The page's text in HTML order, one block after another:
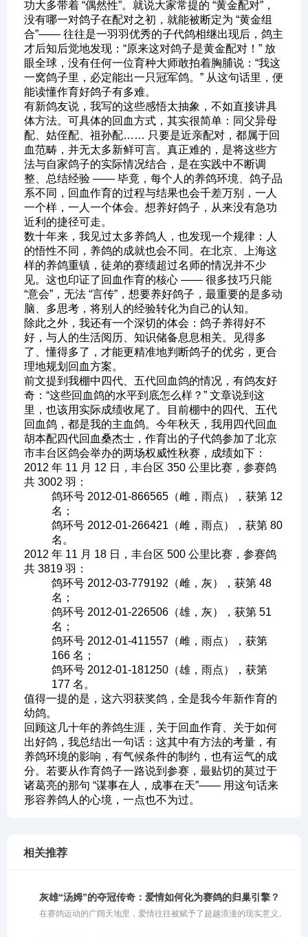
功大多带着 “偶然性”。就说大家常提的 “黄金配对”，
没有哪一对鸽子在配对之初，就能被断定为 “黄金组
合”—— 往往是一羽羽优秀的子代鸽相继出现后，鸽主
才后知后觉地发现：“原来这对鸽子是黄金配对！” 放
眼全球，没有任何一位育种大师敢拍着胸脯说：“我这
一窝鸽子里，必定能出一只冠军鸽。” 从这句话里，便
能读懂作育好鸽子有多难。
有新鸽友说，我写的这些感悟太抽象，不如直接讲具
体方法。可具体的回血方式，其实很简单：同父异母
配、姑侄配、祖孙配…… 只要是近亲配对，都属于回
血范畴，并无太多新鲜可言。真正难的，是将这些方
法与自家鸽子的实际情况结合，是在实践中不断调
整、总结经验 —— 毕竟，每个人的养鸽环境、鸽子品
系不同，回血作育的过程与结果也会千差万别，一人
一个样，一人一个体会。想养好鸽子，从来没有急功
近利的捷径可走。
数十年来，我见过太多养鸽人，也发现一个规律：人
的悟性不同，养鸽的成就也会不同。在北京、上海这
样的养鸽重镇，徒弟的赛绩超过名师的情况并不少
见。这也印证了回血作育的核心 —— 很多技巧只能
“意会”，无法 “言传”，想要养好鸽子，最重要的是多动
脑、多思考，将别人的经验转化为自己的认知。
除此之外，我还有一个深切的体会：鸽子养得好不
好，与人的生活阅历、知识储备息息相关。见得多
了、懂得多了，才能更精准地判断鸽子的优劣，更合
理地规划回血方案。
前文提到我棚中四代、五代回血鸽的情况，有鸽友好
奇：“这些回血鸽的水平到底怎么样？” 文章说到这
里，也该用实际成绩收尾了。目前棚中的四代、五代
回血鸽，都是我的主血鸽。今年秋天，我用四代回血
胡本配四代回血桑杰士，作育出的子代鸽参加了北京
市丰台区鸽会举办的两场权威性秋赛，成绩如下：
2012 年 11 月 12 日，丰台区 350 公里比赛，参赛鸽
共 3002 羽：
鸽环号 2012-01-866565（雌，雨点），获第 12
名；
鸽环号 2012-01-266421（雌，雨点），获第 80
名。
2012 年 11 月 18 日，丰台区 500 公里比赛，参赛鸽
共 3819 羽：
鸽环号 2012-03-779192（雌，灰），获第 48
名；
鸽环号 2012-01-226506（雄，灰），获第 51
名；
鸽环号 2012-01-411557（雌，雨点），获第
166 名；
鸽环号 2012-01-181250（雄，雨点），获第
177 名。
值得一提的是，这六羽获奖鸽，全是我今年新作育的
幼鸽。
回顾这几十年的养鸽生涯，关于回血作育、关于如何
出好鸽，我总结出一句话：这其中有方法的考量，有
养鸽环境的影响，有气候条件的制约，也有运气的成
分。若要从作育鸽子一路说到参赛，最贴切的莫过于
诸葛亮的那句 “谋事在人，成事在天”—— 用这句话来
形容养鸽人的心境，一点也不为过。
相关推荐
灰雄“汤姆”的夺冠传奇：爱情如何化为赛鸽的归巢引擎？
在赛鸽运动的广阔天地里，爱情往往被赋予了超越浪漫的现实意义。